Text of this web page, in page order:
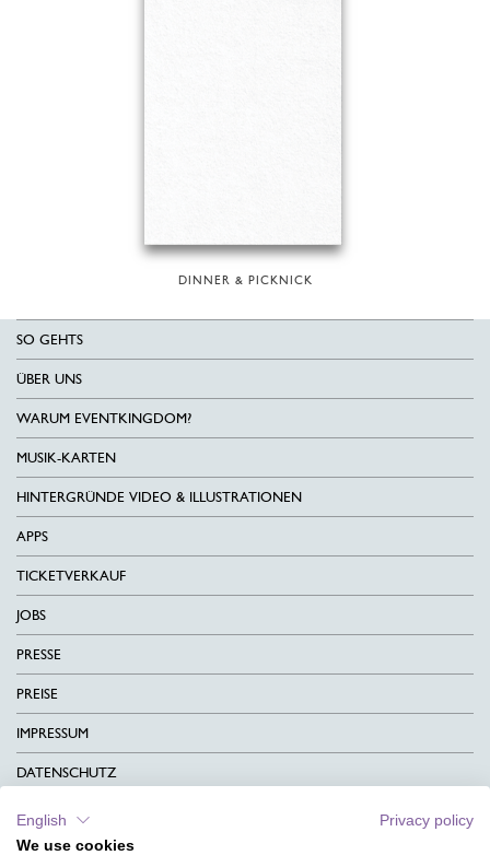
DINNER & PICKNICK
SO GEHTS
ÜBER UNS
WARUM EVENTKINGDOM?
MUSIK-KARTEN
HINTERGRÜNDE VIDEO & ILLUSTRATIONEN
APPS
TICKETVERKAUF
JOBS
PRESSE
PREISE
IMPRESSUM
DATENSCHUTZ
KONTAKT
AGB
English
Privacy policy
We use cookies